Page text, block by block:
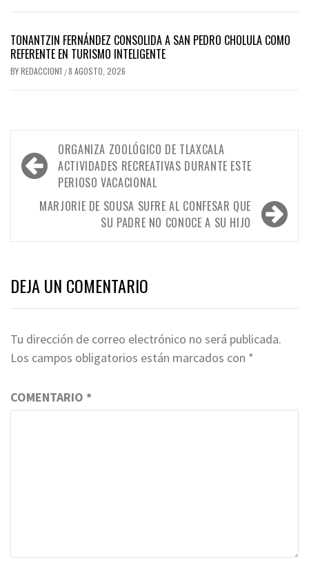
TONANTZIN FERNÁNDEZ CONSOLIDA A SAN PEDRO CHOLULA COMO
REFERENTE EN TURISMO INTELIGENTE
BYREDACCION1 /8 AGOSTO, 2026
Navegación
de
entradas
ORGANIZA ZOOLÓGICO DE TLAXCALA
ACTIVIDADES RECREATIVAS DURANTE ESTE
PERIOSO VACACIONAL
MARJORIE DE SOUSA SUFRE AL CONFESAR QUE
SU PADRE NO CONOCE A SU HIJO
DEJA UN COMENTARIO
Tu dirección de correo electrónico no será publicada.
Los campos obligatorios están marcados con *
COMENTARIO *